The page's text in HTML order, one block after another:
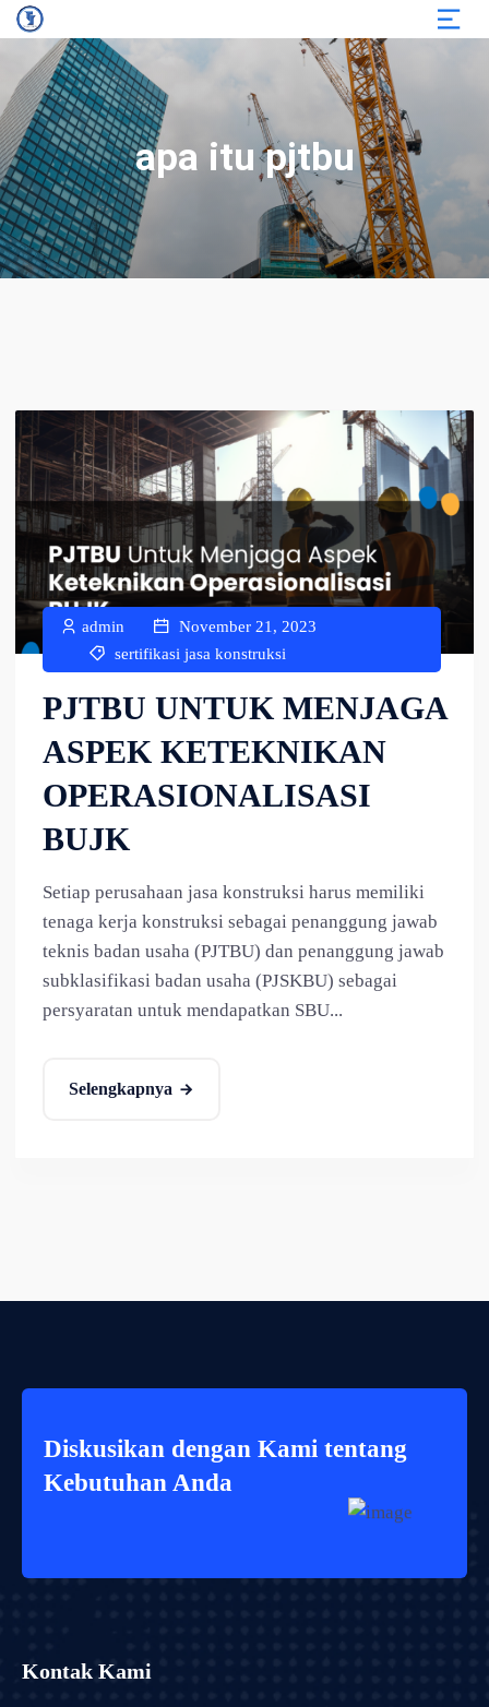
apa itu pjtbu
admin
November 21, 2023
sertifikasi jasa konstruksi
PJTBU UNTUK MENJAGA
ASPEK KETEKNIKAN
OPERASIONALISASI
BUJK
Setiap perusahaan jasa konstruksi harus memiliki
tenaga kerja konstruksi sebagai penanggung jawab
teknis badan usaha (PJTBU) dan penanggung jawab
subklasifikasi badan usaha (PJSKBU) sebagai
persyaratan untuk mendapatkan SBU...
Selengkapnya
Diskusikan dengan Kami tentang
Kebutuhan Anda
Kontak Kami